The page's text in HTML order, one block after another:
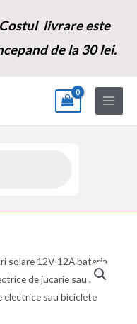
Costul livrare este
de la 30 lei.